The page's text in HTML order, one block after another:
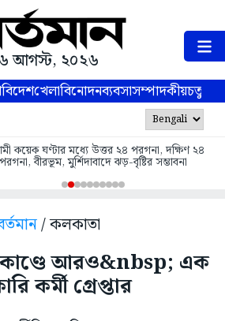
আগস্ট, ২০২৬
বিদেশখেলাবিনোদনব্যবসাসম্পাদকীয়
কয়েক ঘণ্টার মধ্যে উত্তর ২৪ পরগনা, দক্ষিণ ২৪
পরগনা, বীরভূম, মুর্শিদাবাদে ঝড়-বৃষ্টির সম্ভাবনা
/ কলকাতা
কাণ্ডে আরও&nbsp; এক
কর্মী গ্রেপ্তার